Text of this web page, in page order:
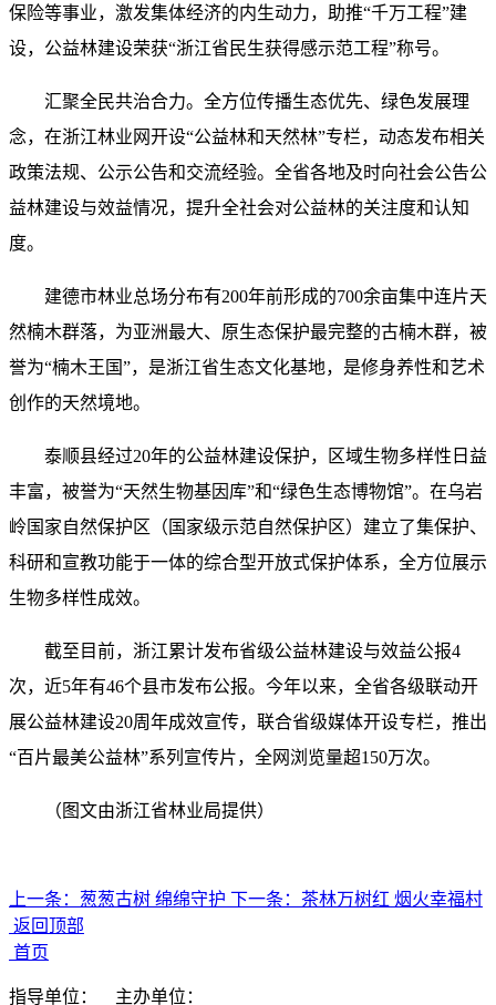
保险等事业，激发集体经济的内生动力，助推“千万工程”建
设，公益林建设荣获“浙江省民生获得感示范工程”称号。
汇聚全民共治合力。全方位传播生态优先、绿色发展理
念，在浙江林业网开设“公益林和天然林”专栏，动态发布相关
政策法规、公示公告和交流经验。全省各地及时向社会公告公
益林建设与效益情况，提升全社会对公益林的关注度和认知
度。
建德市林业总场分布有200年前形成的700余亩集中连片天
然楠木群落，为亚洲最大、原生态保护最完整的古楠木群，被
誉为“楠木王国”，是浙江省生态文化基地，是修身养性和艺术
创作的天然境地。
泰顺县经过20年的公益林建设保护，区域生物多样性日益
丰富，被誉为“天然生物基因库”和“绿色生态博物馆”。在乌岩
岭国家自然保护区（国家级示范自然保护区）建立了集保护、
科研和宣教功能于一体的综合型开放式保护体系，全方位展示
生物多样性成效。
截至目前，浙江累计发布省级公益林建设与效益公报4
次，近5年有46个县市发布公报。今年以来，全省各级联动开
展公益林建设20周年成效宣传，联合省级媒体开设专栏，推出
“百片最美公益林”系列宣传片，全网浏览量超150万次。
（图文由浙江省林业局提供）
上一条： 葱葱古树 绵绵守护 下一条： 茶林万树红 烟火幸福村
返回顶部
首页
指导单位： 主办单位：